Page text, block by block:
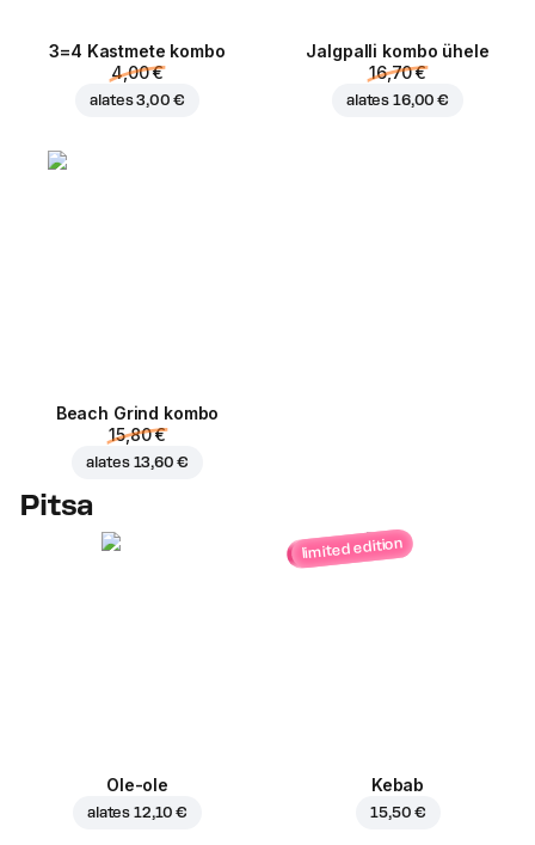
3=4 Kastmete kombo
4,00 €
alates3,00 €
Jalgpalli kombo ühele
16,70 €
alates 16,00 €
Beach Grind kombo
15,80 €
alates 13,60 €
Pitsa
Ole-ole
alates 12,10 €
limited edition
Kebab
15,50 €